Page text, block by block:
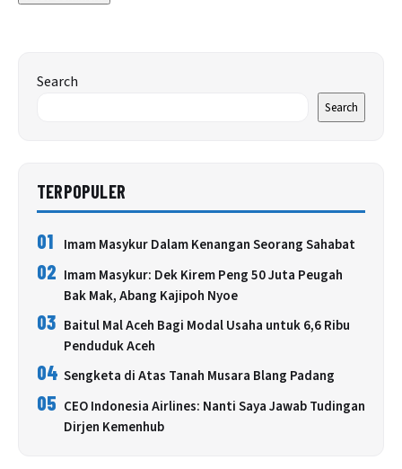
Search
Search
TERPOPULER
01 Imam Masykur Dalam Kenangan Seorang Sahabat
02 Imam Masykur: Dek Kirem Peng 50 Juta Peugah
Bak Mak, Abang Kajipoh Nyoe
03 Baitul Mal Aceh Bagi Modal Usaha untuk 6,6 Ribu
Penduduk Aceh
04 Sengketa di Atas Tanah Musara Blang Padang
05 CEO Indonesia Airlines: Nanti Saya Jawab Tudingan
Dirjen Kemenhub